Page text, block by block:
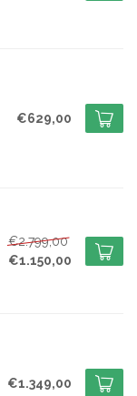
€629,00
€2.799,00
€1.150,00
€1.349,00